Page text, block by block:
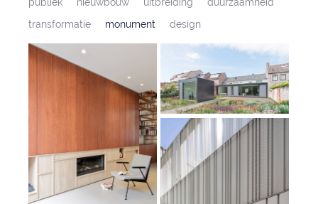
transformatie
monument design